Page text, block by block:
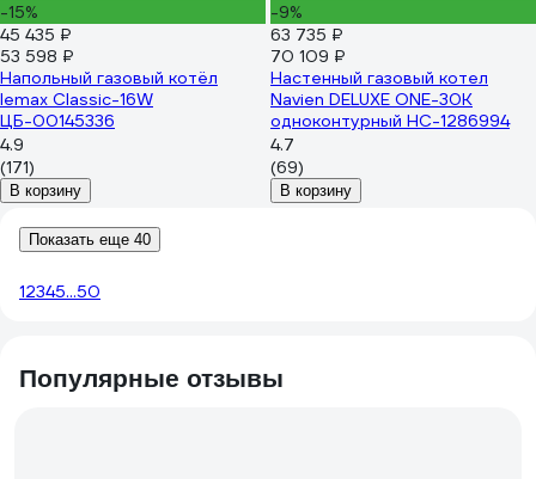
-15%
45 435 ₽
53 598 ₽
Напольный газовый котёл
lemax Classic-16W
ЦБ-00145336
4.9
(171)
В корзину
-9%
63 735 ₽
70 109 ₽
Настенный газовый котел
Navien DELUXE ONE-30K
одноконтурный НС-1286994
4.7
(69)
В корзину
Показать еще 40
12345...50
Популярные отзывы